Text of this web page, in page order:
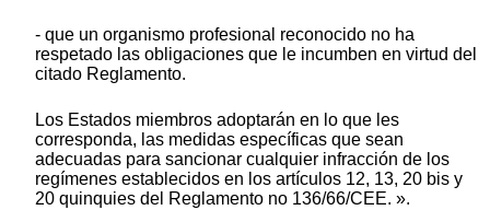
- que un organismo profesional reconocido no ha
respetado las obligaciones que le incumben en virtud del
citado Reglamento.
Los Estados miembros adoptarán en lo que les
corresponda, las medidas específicas que sean
adecuadas para sancionar cualquier infracción de los
regímenes establecidos en los artículos 12, 13, 20 bis y
20 quinquies del Reglamento no 136/66/CEE. ».